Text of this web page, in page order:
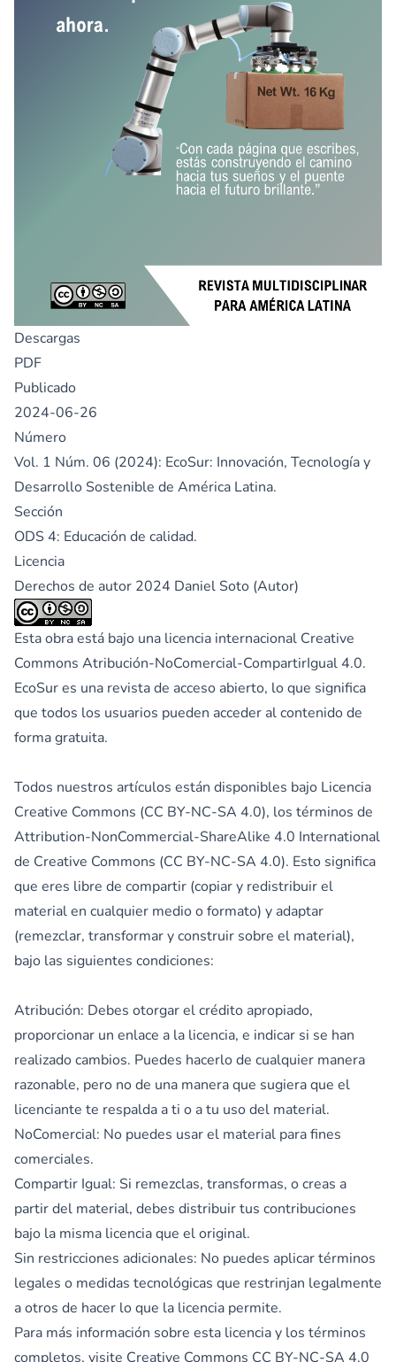
Descargas
PDF
Publicado
2024-06-26
Número
Vol. 1 Núm. 06 (2024): EcoSur: Innovación, Tecnología y
Desarrollo Sostenible de América Latina.
Sección
ODS 4: Educación de calidad.
Licencia
Derechos de autor 2024 Daniel Soto (Autor)
Esta obra está bajo una licencia internacional Creative
Commons Atribución-NoComercial-CompartirIgual 4.0.
EcoSur es una revista de acceso abierto, lo que significa
que todos los usuarios pueden acceder al contenido de
forma gratuita.
Todos nuestros artículos están disponibles bajo Licencia
Creative Commons (CC BY-NC-SA 4.0), los términos de
Attribution-NonCommercial-ShareAlike 4.0 International
de Creative Commons (CC BY-NC-SA 4.0). Esto significa
que eres libre de compartir (copiar y redistribuir el
material en cualquier medio o formato) y adaptar
(remezclar, transformar y construir sobre el material),
bajo las siguientes condiciones:
Atribución: Debes otorgar el crédito apropiado,
proporcionar un enlace a la licencia, e indicar si se han
realizado cambios. Puedes hacerlo de cualquier manera
razonable, pero no de una manera que sugiera que el
licenciante te respalda a ti o a tu uso del material.
NoComercial: No puedes usar el material para fines
comerciales.
Compartir Igual: Si remezclas, transformas, o creas a
partir del material, debes distribuir tus contribuciones
bajo la misma licencia que el original.
Sin restricciones adicionales: No puedes aplicar términos
legales o medidas tecnológicas que restrinjan legalmente
a otros de hacer lo que la licencia permite.
Para más información sobre esta licencia y los términos
completos, visite Creative Commons CC BY-NC-SA 4.0